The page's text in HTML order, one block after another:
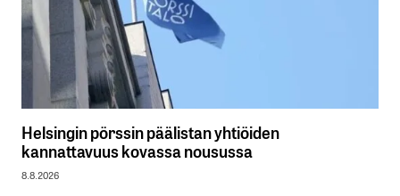
Helsingin pörssin päälistan yhtiöiden
kannattavuus kovassa nousussa
8.8.2026